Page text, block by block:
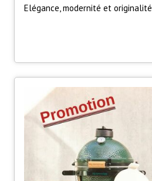
Elégance, modernité et originalité